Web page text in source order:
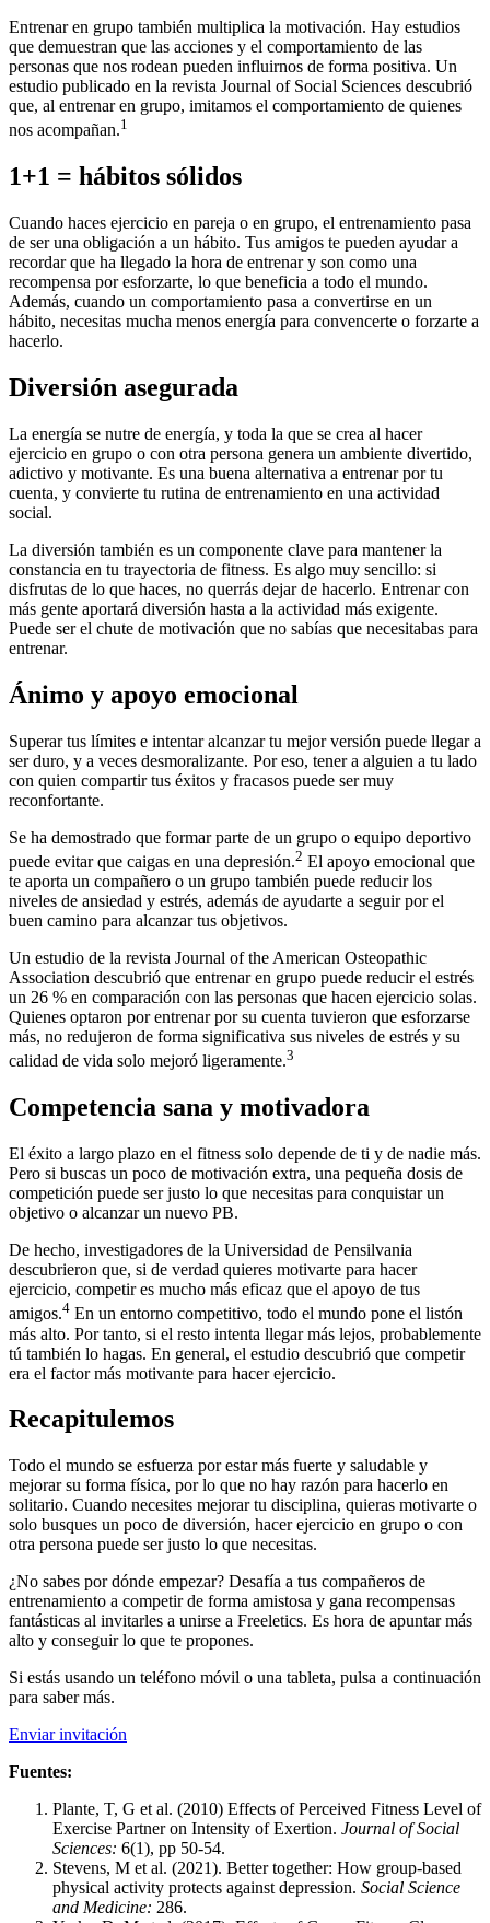
Entrenar en grupo también multiplica la motivación. Hay estudios
que demuestran que las acciones y el comportamiento de las
personas que nos rodean pueden influirnos de forma positiva. Un
estudio publicado en la revista Journal of Social Sciences descubrió
que, al entrenar en grupo, imitamos el comportamiento de quienes
nos acompañan.1
1+1 = hábitos sólidos
Cuando haces ejercicio en pareja o en grupo, el entrenamiento pasa
de ser una obligación a un hábito. Tus amigos te pueden ayudar a
recordar que ha llegado la hora de entrenar y son como una
recompensa por esforzarte, lo que beneficia a todo el mundo.
Además, cuando un comportamiento pasa a convertirse en un
hábito, necesitas mucha menos energía para convencerte o forzarte a
hacerlo.
Diversión asegurada
La energía se nutre de energía, y toda la que se crea al hacer
ejercicio en grupo o con otra persona genera un ambiente divertido,
adictivo y motivante. Es una buena alternativa a entrenar por tu
cuenta, y convierte tu rutina de entrenamiento en una actividad
social.
La diversión también es un componente clave para mantener la
constancia en tu trayectoria de fitness. Es algo muy sencillo: si
disfrutas de lo que haces, no querrás dejar de hacerlo. Entrenar con
más gente aportará diversión hasta a la actividad más exigente.
Puede ser el chute de motivación que no sabías que necesitabas para
entrenar.
Ánimo y apoyo emocional
Superar tus límites e intentar alcanzar tu mejor versión puede llegar a
ser duro, y a veces desmoralizante. Por eso, tener a alguien a tu lado
con quien compartir tus éxitos y fracasos puede ser muy
reconfortante.
Se ha demostrado que formar parte de un grupo o equipo deportivo
puede evitar que caigas en una depresión.2 El apoyo emocional que
te aporta un compañero o un grupo también puede reducir los
niveles de ansiedad y estrés, además de ayudarte a seguir por el
buen camino para alcanzar tus objetivos.
Un estudio de la revista Journal of the American Osteopathic
Association descubrió que entrenar en grupo puede reducir el estrés
un 26 % en comparación con las personas que hacen ejercicio solas.
Quienes optaron por entrenar por su cuenta tuvieron que esforzarse
más, no redujeron de forma significativa sus niveles de estrés y su
calidad de vida solo mejoró ligeramente.3
Competencia sana y motivadora
El éxito a largo plazo en el fitness solo depende de ti y de nadie más.
Pero si buscas un poco de motivación extra, una pequeña dosis de
competición puede ser justo lo que necesitas para conquistar un
objetivo o alcanzar un nuevo PB.
De hecho, investigadores de la Universidad de Pensilvania
descubrieron que, si de verdad quieres motivarte para hacer
ejercicio, competir es mucho más eficaz que el apoyo de tus
amigos.4 En un entorno competitivo, todo el mundo pone el listón
más alto. Por tanto, si el resto intenta llegar más lejos, probablemente
tú también lo hagas. En general, el estudio descubrió que competir
era el factor más motivante para hacer ejercicio.
Recapitulemos
Todo el mundo se esfuerza por estar más fuerte y saludable y
mejorar su forma física, por lo que no hay razón para hacerlo en
solitario. Cuando necesites mejorar tu disciplina, quieras motivarte o
solo busques un poco de diversión, hacer ejercicio en grupo o con
otra persona puede ser justo lo que necesitas.
¿No sabes por dónde empezar? Desafía a tus compañeros de
entrenamiento a competir de forma amistosa y gana recompensas
fantásticas al invitarles a unirse a Freeletics. Es hora de apuntar más
alto y conseguir lo que te propones.
Si estás usando un teléfono móvil o una tableta, pulsa a continuación
para saber más.
Enviar invitación
Fuentes:
Plante, T, G et al. (2010) Effects of Perceived Fitness Level of
Exercise Partner on Intensity of Exertion. Journal of Social
Sciences: 6(1), pp 50-54.
Stevens, M et al. (2021). Better together: How group-based
physical activity protects against depression. Social Science
and Medicine: 286.